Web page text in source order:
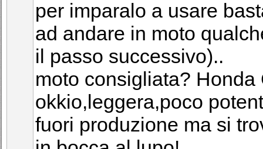
per imparalo a usare
ad andare in moto
il passo successivo)..
moto consigliata? Honda
okkio,leggera,poco
fuori produzione ma si